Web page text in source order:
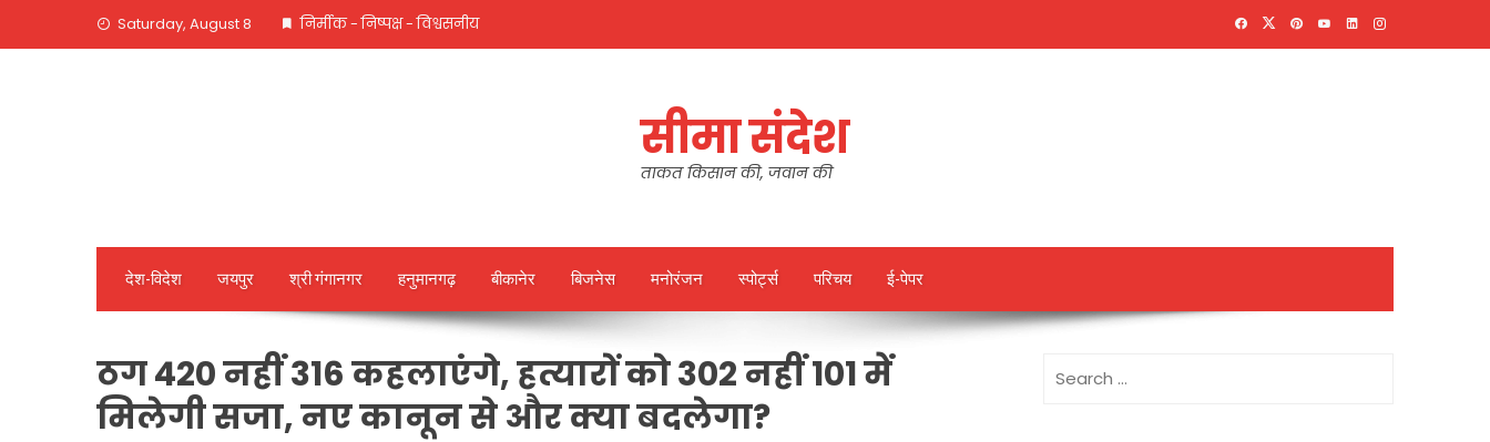
Saturday, August 8 निर्मीक - निष्पक्ष - विश्वसनीय
सीमा संदेश
ताकत किसान की, जवान की
देश-विदेश जयपुर श्री गंगानगर हनुमानगढ़ बीकानेर बिजनेस मनोरंजन स्पोर्ट्स परिचय ई-पेपर
ठग 420 नहीं 316 कहलाएंगे, हत्यारों को 302 नहीं 101 में
मिलेगी सजा, नए कानून से और क्या बदलेगा?
for: